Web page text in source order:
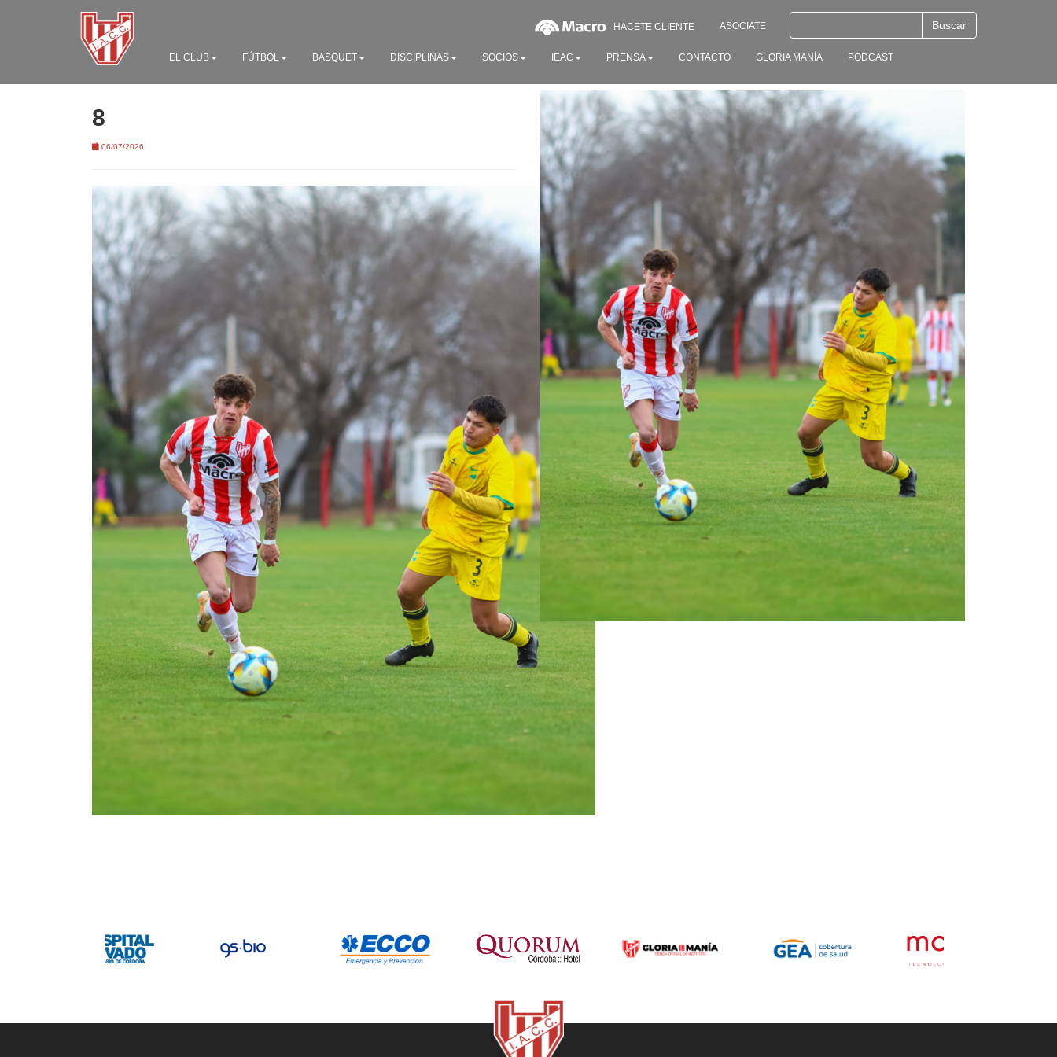
HACETE CLIENTE ASOCIATE
EL CLUB FÚTBOL BASQUET DISCIPLINAS SOCIOS IEAC PRENSA CONTACTO GLORIA MANÍA PODCAST
8
06/07/2026